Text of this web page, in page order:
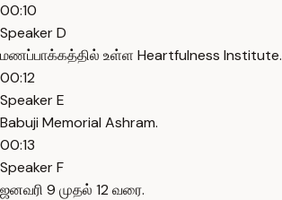
00:10
Speaker D
மணப்பாக்கத்தில் உள்ள Heartfulness Institute.
00:12
Speaker E
Babuji Memorial Ashram.
00:13
Speaker F
ஜனவரி 9 முதல் 12 வரை.